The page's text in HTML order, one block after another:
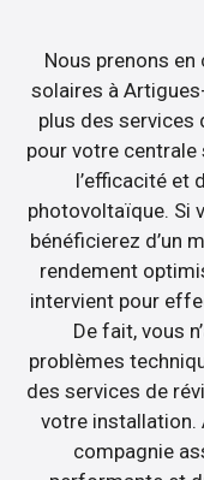
Nous prenons en
solaires à
plus des services
pour votre
l’efficacité et
photovoltaïque. Si
bénéficierez d’un
rendement
intervient pour
De fait, vous
problèmes
des services de
votre installation.
compagnie